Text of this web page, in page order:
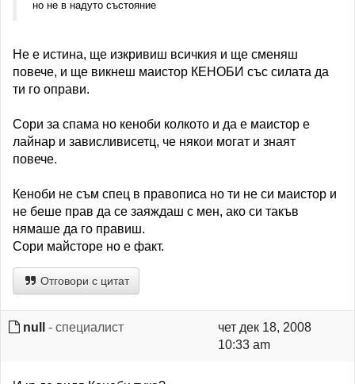
но не в надуто състояние
Не е истина, ще изкривиш всичкия и ще сменяш
повече, и ще викнеш маистор КЕНОБИ със силата да
ти го оправи.
Сори за спама но кеноби колкото и да е маистор е
лайнар и зависливисетц, че някои могат и знаят
повече.
Кеноби не съм спец в правописа но ти не си маистор и
не беше прав да се заяждаш с мен, ако си такъв
нямаше да го правиш.
Сори майсторе но е факт.
Отговори с цитат
null - специалист
чет дек 18, 2008
10:33 am